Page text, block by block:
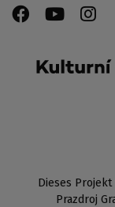
Dieses
Prazdroj